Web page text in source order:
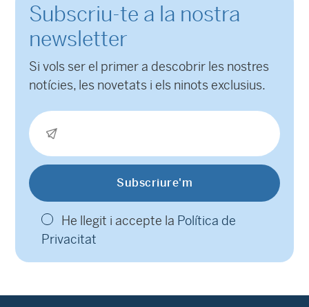
Subscriu-te a la nostra
newsletter
Si vols ser el primer a descobrir les nostres
notícies, les novetats i els ninots exclusius.
He llegit i accepte la Política de
Privacitat